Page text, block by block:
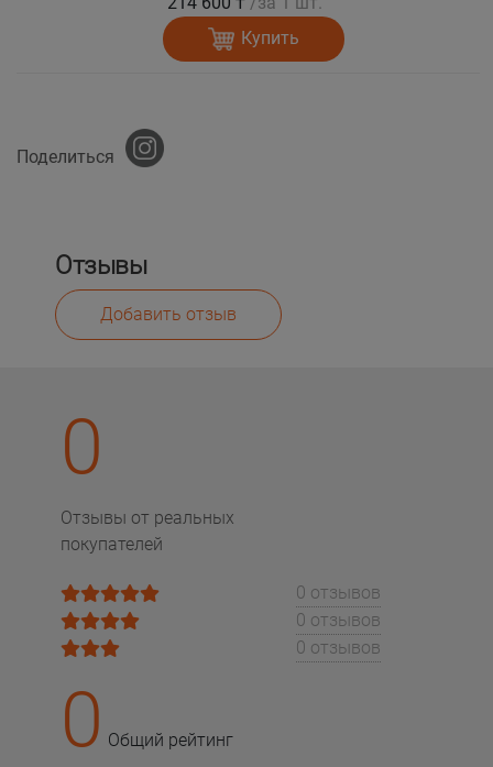
Купить
Поделиться
Отзывы
Добавить отзыв
0
Отзывы от реальных
покупателей
0 отзывов
0 отзывов
0 отзывов
0 Общий рейтинг